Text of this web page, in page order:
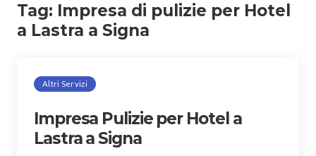
Tag: Impresa di pulizie per Hotel
a Lastra a Signa
Altri Servizi
Impresa Pulizie per Hotel a
Lastra a Signa